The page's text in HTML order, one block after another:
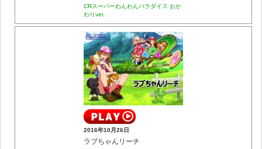
CRスーパーわんわんパラダイス おか
わりver.
2016年10月26日
ラブちゃんリーチ